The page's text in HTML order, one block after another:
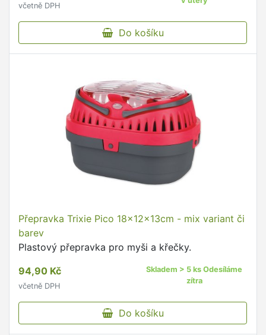
včetně DPH
Do košíku
Přepravka Trixie Pico 18x12x13cm - mix variant či
barev
Plastový přepravka pro myši a křečky.
94,90 Kč
včetně DPH
Skladem > 5 ks Odesíláme
zítra
Do košíku